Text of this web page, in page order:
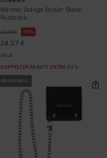
Männer Orange Großer Skate-
Rucksack
65,00 € 63%
24,37 €
SALE
DOPPELTER RABATT EXTRA 25 %
BRANDNEU